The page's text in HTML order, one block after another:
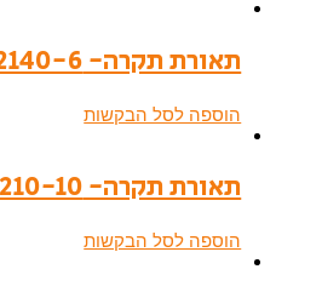
תאורת תקרה- BS-2140-6
הוספה לסל הבקשות
תאורת תקרה- B-1210-10
הוספה לסל הבקשות